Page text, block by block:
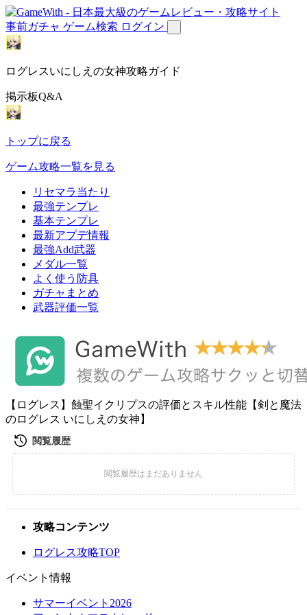
事前ガチャ ゲーム検索 ログイン
ログレスいにしえの女神攻略ガイド
掲示板Q&A
トップに戻る
ゲーム攻略一覧を見る
リセマラ当たり
最強テンプレ
基本テンプレ
最新アプデ情報
最強Add武器
メダル一覧
よく使う防具
ガチャまとめ
武器評価一覧
【ログレス】蝕聖イクリプスの評価とスキル性能【剣と魔法
のログレス いにしえの女神】
攻略コンテンツ
ログレス攻略TOP
イベント情報
サマーイベント2026